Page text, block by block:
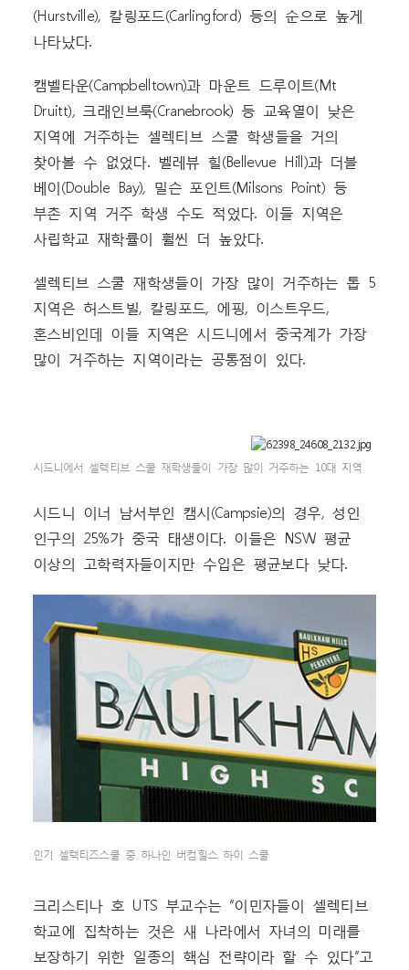
(Hurstville), 칼링포드(Carlingford) 등의 순으로 높게
나타났다.
캠벨타운(Campbelltown)과 마운트 드루이트(Mt
Druitt), 크래인브룩(Cranebrook) 등 교육열이 낮은
지역에 거주하는 셀렉티브 스쿨 학생들을 거의
찾아볼 수 없었다. 벨레뷰 힐(Bellevue Hill)과 더블
베이(Double Bay), 밀슨 포인트(Milsons Point) 등
부촌 지역 거주 학생 수도 적었다. 이들 지역은
사립학교 재학률이 훨씬 더 높았다.
셀렉티브 스쿨 재학생들이 가장 많이 거주하는 톱 5
지역은 허스트빌, 칼링포드, 에핑, 이스트우드,
혼스비인데 이들 지역은 시드니에서 중국계가 가장
많이 거주하는 지역이라는 공통점이 있다.
시드니에서 셀렉티브 스쿨 재학생들이 가장 많이 거주하는 10대 지역
시드니 이너 남서부인 캠시(Campsie)의 경우, 성인
인구의 25%가 중국 태생이다. 이들은 NSW 평균
이상의 고학력자들이지만 수입은 평균보다 낮다.
인기 셀렉티즈스쿨 중 하나인 버컴힐스 하이 스쿨
크리스티나 호 UTS 부교수는 “이민자들이 셀렉티브
학교에 집착하는 것은 새 나라에서 자녀의 미래를
보장하기 위한 일종의 핵심 전략이라 할 수 있다”고